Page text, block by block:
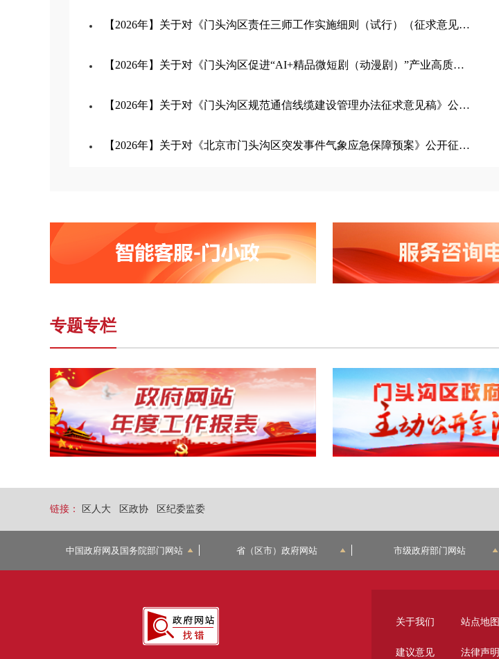
【2026年】关于对《门头沟区责任三师工作实施细则（试行）（征求意见稿）》公开征集意见的公告
【2026年】关于对《门头沟区促进“AI+精品微短剧（动漫剧）”产业高质量发展的意见》公开征集意见的公告
【2026年】关于对《门头沟区规范通信线缆建设管理办法征求意见稿》公开征集意见的公告
【2026年】关于对《北京市门头沟区突发事件气象应急保障预案》公开征集意见的公告
专题专栏
链接： 区人大 区政协 区纪委监委
中国政府网及国务院部门网站 省（区市）政府网站 市级政府部门网站
关于我们 站点地图
建议意见 法律声明